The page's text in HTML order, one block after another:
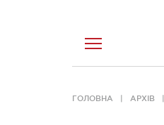
ГОЛОВНА АРХІВ